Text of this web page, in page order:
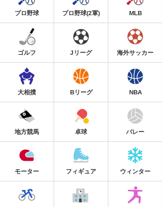
プロ野球 プロ野球(2軍) MLB
ゴルフ Jリーグ 海外サッカー
大相撲 Bリーグ NBA
地方競馬 卓球 バレー
モーター フィギュア ウィンター